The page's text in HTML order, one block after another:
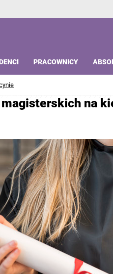
PRACOWNICY
magisterskich na